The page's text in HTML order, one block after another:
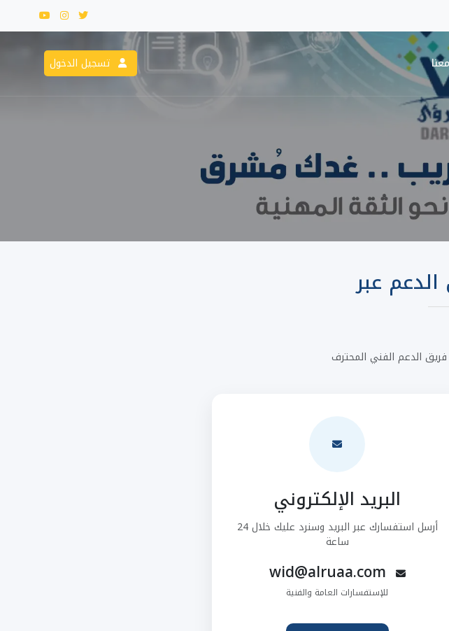
تسجيل الدخول
عبر
الدعم الفني المحترف
البريد الإلكتروني
أرسل استفسارك عبر البريد وسنرد عليك خلال 24
ساعة
للإستفسارات العامة والفنية